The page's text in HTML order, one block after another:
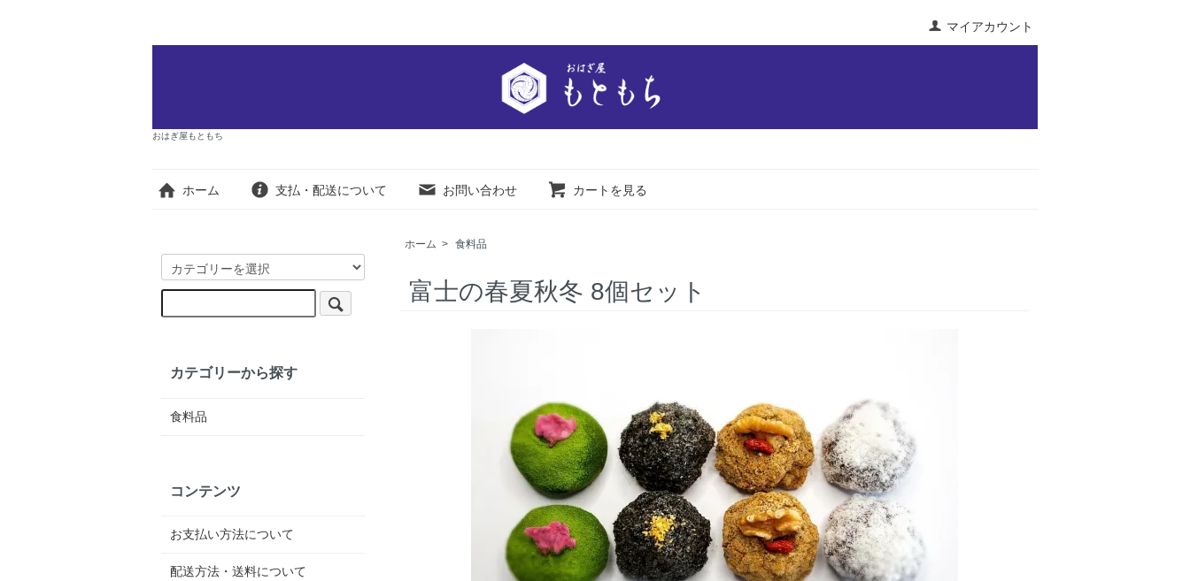
マイアカウント
おはぎ屋もともち
ホーム 支払・配送について お問い合わせ カートを見る
ホーム > 食料品
富士の春夏秋冬 8個セット
カテゴリーから探す
食料品
コンテンツ
お支払い方法について
配送方法・送料について